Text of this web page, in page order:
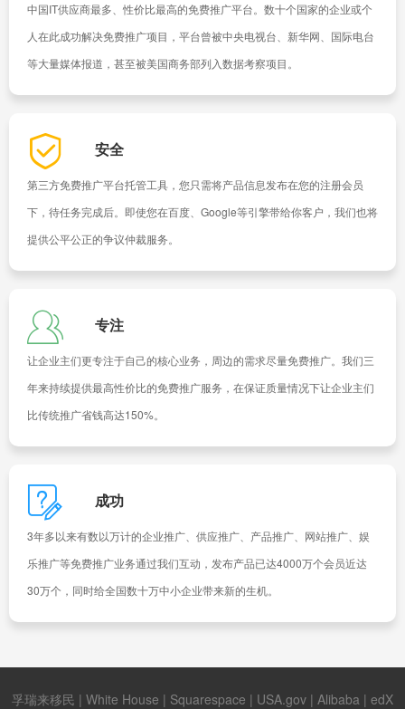
中国IT供应商最多、性价比最高的免费推广平台。数十个国家的企业或个
人在此成功解决免费推广项目，平台曾被中央电视台、新华网、国际电台
等大量媒体报道，甚至被美国商务部列入数据考察项目。
安全
第三方免费推广平台托管工具，您只需将产品信息发布在您的注册会员
下，待任务完成后。即使您在百度、Google等引擎带给你客户，我们也将
提供公平公正的争议仲裁服务。
专注
让企业主们更专注于自己的核心业务，周边的需求尽量免费推广。我们三
年来持续提供最高性价比的免费推广服务，在保证质量情况下让企业主们
比传统推广省钱高达150%。
成功
3年多以来有数以万计的企业推广、供应推广、产品推广、网站推广、娱
乐推广等免费推广业务通过我们互动，发布产品已达4000万个会员近达
30万个，同时给全国数十万中小企业带来新的生机。
孚瑞来移民 | White House | Squarespace | USA.gov | Alibaba | edX